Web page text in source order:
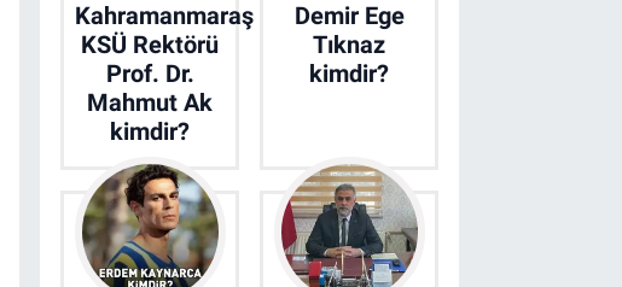
Kahramanmaraş
KSÜ Rektörü
Prof. Dr.
Mahmut Ak
kimdir?
Demir Ege
Tıknaz
kimdir?